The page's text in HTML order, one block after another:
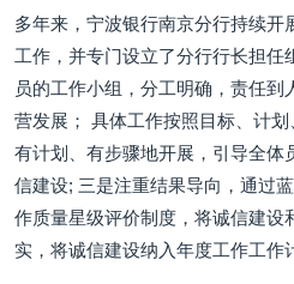
多年来，宁波银行南京分行持续开
工作，并专门设立了分行行长担任
员的工作小组，分工明确，责任
营发展； 具体工作按照目标、计
有计划、有步骤地开展，引导全体
信建设; 三是注重结果导向，通过
作质量星级评价制度，将诚信建设
实，将诚信建设纳入年度工作工作